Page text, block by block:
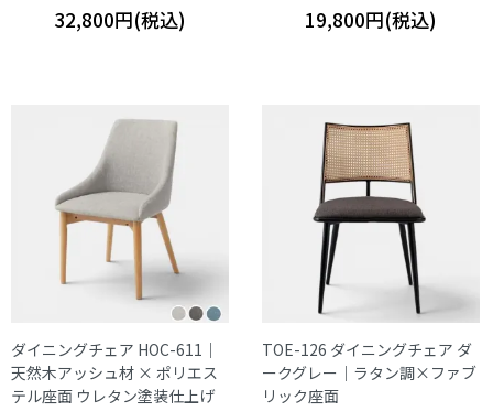
32,800円(税込) 19,800円(税込)
ダイニングチェア HOC-611｜
天然木アッシュ材 × ポリエス
テル座面 ウレタン塗装仕上げ
TOE-126 ダイニングチェア ダ
ークグレー｜ラタン調×ファブ
リック座面